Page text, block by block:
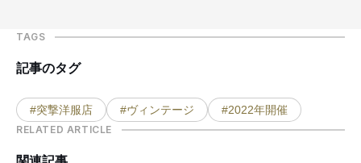
TAGS
記事のタグ
#突撃洋服店 #ヴィンテージ #2022年開催
RELATED ARTICLE